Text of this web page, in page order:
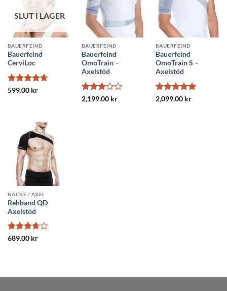
SLUT I LAGER
BAUERFEIND
Bauerfeind
CerviLoc
Betygsatt
599.00 kr
BAUERFEIND
Bauerfeind
OmoTrain –
Axelstöd
Betygsatt
2,199.00 kr
BAUERFEIND
Bauerfeind
OmoTrain S –
Axelstöd
Betygsatt5
2,099.00 kr
NACKE / AXEL
Rehband QD
Axelstöd
Betygsatt
689.00 kr